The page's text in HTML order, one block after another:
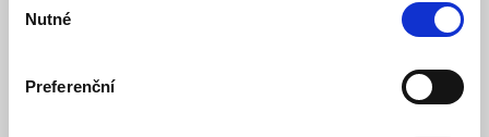
souhlasu
Nutné
Preferenční
Solární články nové generace
koeficient je nižší, a tak se zvýšením teploty